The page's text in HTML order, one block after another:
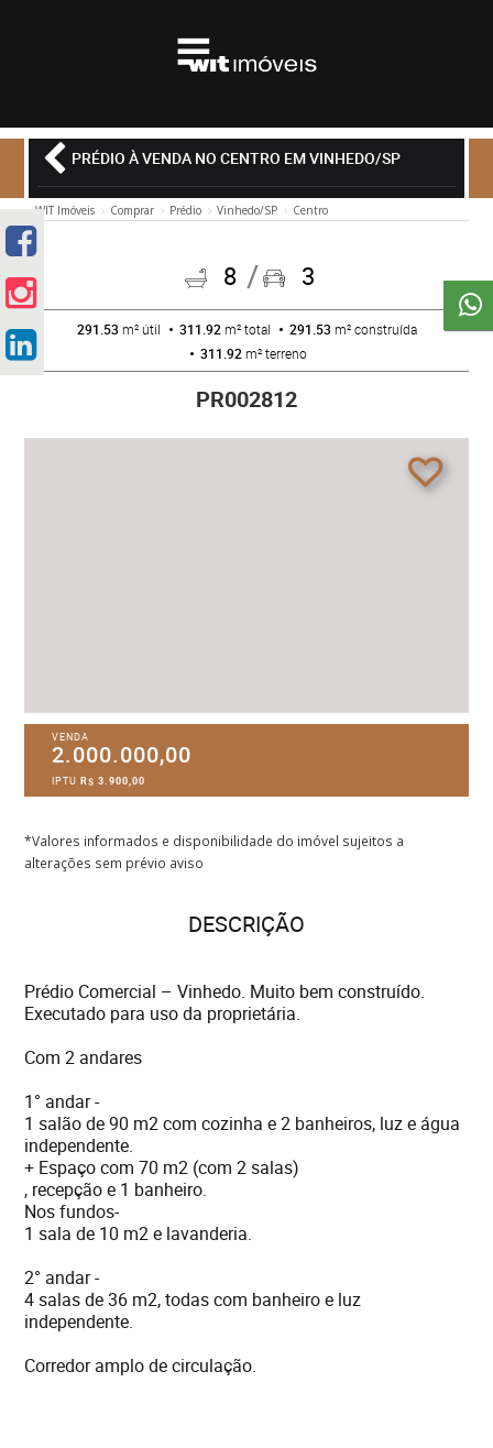
PRÉDIO À VENDA NO CENTRO EM VINHEDO/SP
WIT Imóveis Comprar Prédio Vinhedo/SP Centro
8 3
291.53 m² útil 311.92 m² total 291.53 m² construída
311.92 m² terreno
PR002812
VENDA
2.000.000,00
IPTUR$ 3.900,00
*Valores informados e disponibilidade do imóvel sujeitos a
alterações sem prévio aviso
DESCRIÇÃO
Prédio Comercial – Vinhedo. Muito bem construído.
Executado para uso da proprietária.
Com 2 andares
1° andar -
1 salão de 90 m2 com cozinha e 2 banheiros, luz e água
independente.
+ Espaço com 70 m2 (com 2 salas)
, recepção e 1 banheiro.
Nos fundos-
1 sala de 10 m2 e lavanderia.
2° andar -
4 salas de 36 m2, todas com banheiro e luz
independente.
Corredor amplo de circulação.